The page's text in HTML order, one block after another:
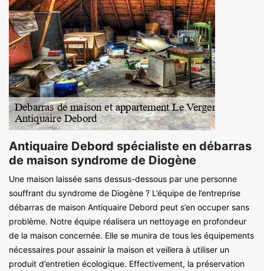
Antiquaire Debord spécialiste en débarras
de maison syndrome de Diogène
Une maison laissée sans dessus-dessous par une personne
souffrant du syndrome de Diogène ? L’équipe de l’entreprise
débarras de maison Antiquaire Debord peut s’en occuper sans
problème. Notre équipe réalisera un nettoyage en profondeur
de la maison concernée. Elle se munira de tous les équipements
nécessaires pour assainir la maison et veillera à utiliser un
produit d’entretien écologique. Effectivement, la préservation